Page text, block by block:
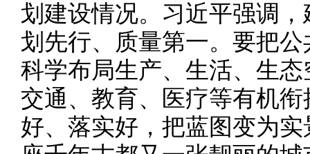
划建设情况。习近平强调
划先行、质量第一。要把
科学布局生产、生活、生
交通、教育、医疗等有机
好、落实好，把蓝图变为